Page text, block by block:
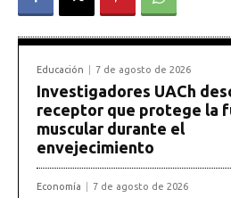
Educación 7 de agosto de 2026
Investigadores UACh
receptor que protege la
muscular durante el
envejecimiento
Economía 7 de agosto de 2026